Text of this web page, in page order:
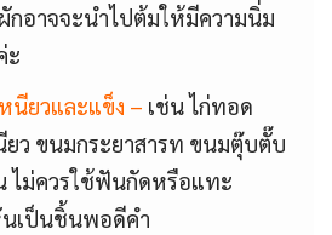
กอาจจะนำไปต้มให้มีความนิ่ม
ะ
นียวและแข็ง – เช่น ไก่ทอด
ยว ขนมกระยาสารท ขนมตุ๊บตั๊บ
ไม่ควรใช้ฟันกัดหรือแทะ
นเป็นชิ้นพอดีคำ